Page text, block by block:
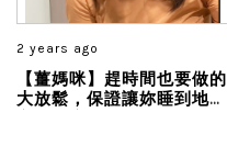
2 years ago
【薑媽咪】趕時間也要做的
大放鬆，保證讓妳睡到地